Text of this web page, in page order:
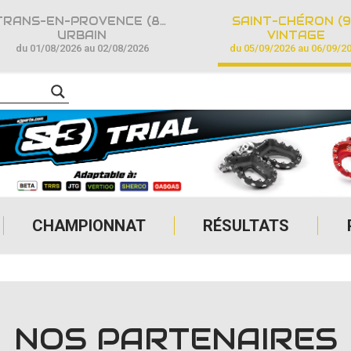
CHAMPIONNAT RÉSULTATS
TRANS-EN-PROVENCE (83)
URBAIN
du 01/08/2026 au 02/08/2026
SAINT-CHÉRON
VINTAGE
du 05/09/2026 au 06/09/
NOS PARTENAIRES